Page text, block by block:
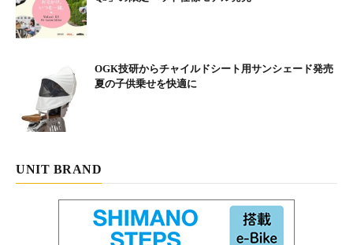
OGK技研からチャイルドシート用サンシェード発売
夏の子供乗せを快適に
UNIT BRAND